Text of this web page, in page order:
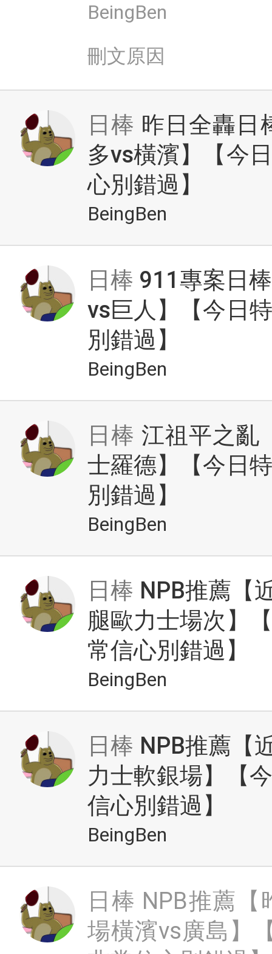
BeingBen
刪文原因
日棒 昨日全轟日
多vs橫濱】【今
心別錯過】
BeingBen
日棒 911專案日
vs巨人】【今日
別錯過】
BeingBen
日棒 江祖平之亂
士羅德】【今日
別錯過】
BeingBen
日棒 NPB推薦【
腿歐力士場次】
常信心別錯過】
BeingBen
日棒 NPB推薦【
力士軟銀場】【
信心別錯過】
BeingBen
日棒 NPB推薦【
場橫濱vs廣島】